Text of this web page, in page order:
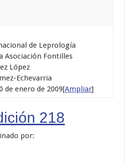
de Leprología
Asociación Fontilles
López
Echevarria
de enero de 2009[Ampliar]
218
por: